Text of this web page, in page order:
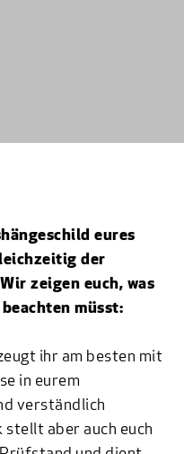
eures
der
zeigen euch, was
müsst:
ihr am besten mit
in eurem
verständlich
aber auch euch